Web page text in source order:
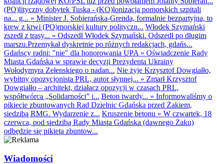
(PO)lityczny dobytek Tuska - (KO)lonizacja pomorskich szpitali
na... g... » Minister J. Sobierańska-Grenda, formalnie bezpartyjna, to
krew z krwi (PO)morskiej kultury polityczn... Włodek Szymański
zszedł z trasy... » Odszedł Włodek Szymański. Odszedł po długim
marszu.Przemykał dyskretnie po różnych redakcjach, gdańs...
Gdańscy radni: "nie" dla honorowania UPA » Oświadczenie Rady
Miasta Gdańska w sprawie decyzji Prezydenta Ukrainy
Wołodymyra Zełenskiego o nadan... Nie żyje Krzysztof Dowgiałło,
wybitny opozycjonista PRL, autor słynnej... » Zmarł Krzysztof
Dowgiałło – architekt, działacz opozycji w czasach PRL,
współtwórca „Solidarności” i... Beton twardy... » Informowaliśmy o
pikiecie zbuntowanych Rad Dzielnic Gdańska przed Żakiem,
siedzibą RMG. Wydarzenie z... Kruszenie betonu » W czwartek, 18
czerwca, pod siedzibą Rady Miasta Gdańska (dawnego Żaku)
odbędzie się pikieta zbuntow...
Wiadomości